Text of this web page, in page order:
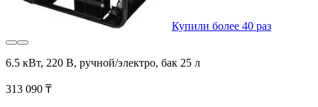
Купили более 40 раз
6.5 кВт, 220 В, ручной/электро, бак 25 л
313 090 ₸